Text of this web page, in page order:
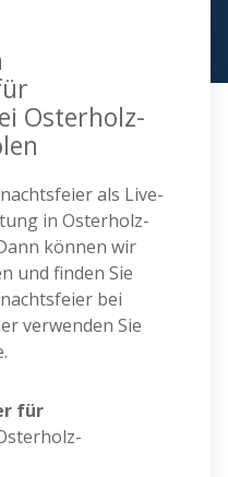
Osterholz-
als Live-
in Osterholz-
können wir
und finden Sie
bei
verwenden Sie
für